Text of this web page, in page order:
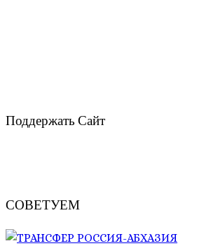
Поддержать Сайт
СОВЕТУЕМ